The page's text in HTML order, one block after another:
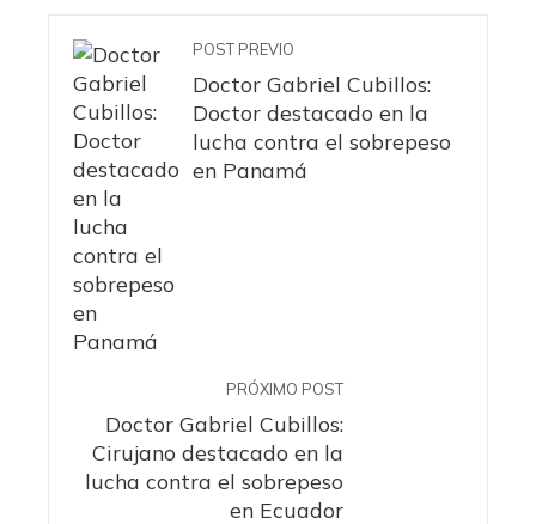
POST PREVIO
Doctor Gabriel Cubillos:
Doctor destacado en la
lucha contra el sobrepeso
en Panamá
PRÓXIMO POST
Doctor Gabriel Cubillos:
Cirujano destacado en la
lucha contra el sobrepeso
en Ecuador